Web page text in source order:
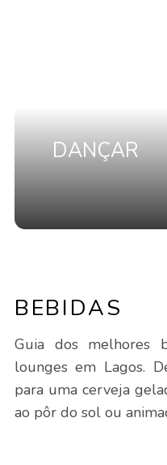
DANÇAR
BEBIDAS
Guia dos melhores
lounges em Lagos.
para uma cerveja
ao pôr do sol ou